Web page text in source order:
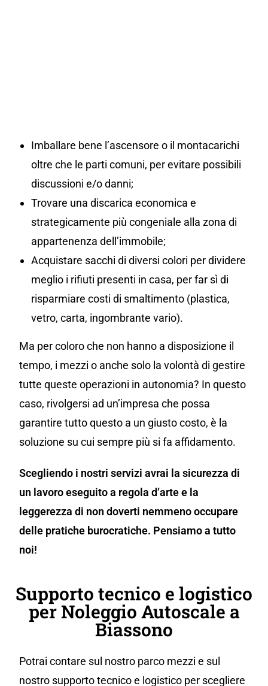
Imballare bene l’ascensore o il montacarichi
oltre che le parti comuni, per evitare possibili
discussioni e/o danni;
Trovare una discarica economica e
strategicamente più congeniale alla zona di
appartenenza dell’immobile;
Acquistare sacchi di diversi colori per dividere
meglio i rifiuti presenti in casa, per far sì di
risparmiare costi di smaltimento (plastica,
vetro, carta, ingombrante vario).
Ma per coloro che non hanno a disposizione il
tempo, i mezzi o anche solo la volontà di gestire
tutte queste operazioni in autonomia? In questo
caso, rivolgersi ad un’impresa che possa
garantire tutto questo a un giusto costo, è la
soluzione su cui sempre più si fa affidamento.
Scegliendo i nostri servizi avrai la sicurezza di
un lavoro eseguito a regola d’arte e la
leggerezza di non doverti nemmeno occupare
delle pratiche burocratiche. Pensiamo a tutto
noi!
Supporto tecnico e logistico
per Noleggio Autoscale a
Biassono
Potrai contare sul nostro parco mezzi e sul
nostro supporto tecnico e logistico per scegliere